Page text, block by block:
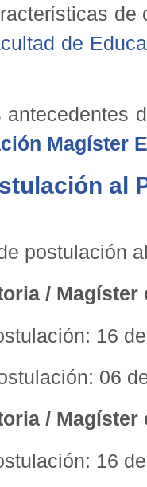
de
de
antecedentes
Magíster
al
postulación
/
16
06
/
16